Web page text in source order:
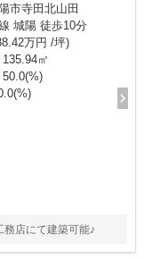
市寺田北山田
城陽 徒歩10分
万円 /坪)
135.94㎡
50.0(%)
店にて建築可能♪